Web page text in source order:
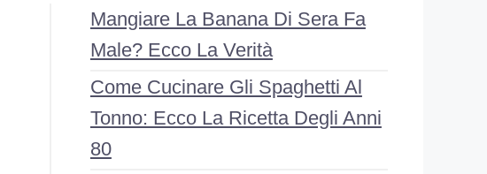
Mangiare La Banana Di Sera Fa
Male? Ecco La Verità
Come Cucinare Gli Spaghetti Al
Tonno: Ecco La Ricetta Degli Anni
80